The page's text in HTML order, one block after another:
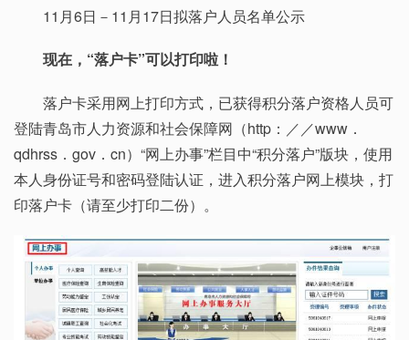
11月6日－11月17日拟落户人员名单公示
现在，“落户卡”可以打印啦！
落户卡采用网上打印方式，已获得积分落户资格人员可
登陆青岛市人力资源和社会保障网（http：／／www．
qdhrss．gov．cn）“网上办事”栏目中“积分落户”版块，使用
本人身份证号和密码登陆认证，进入积分落户网上模块，打
印落户卡（请至少打印二份）。